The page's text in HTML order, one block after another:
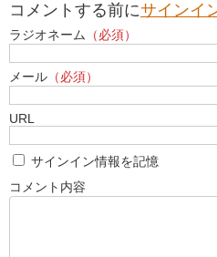
コメントする前にサインイ
ラジオネーム （必須）
メール （必須）
URL
サインイン情報を記憶
コメント内容